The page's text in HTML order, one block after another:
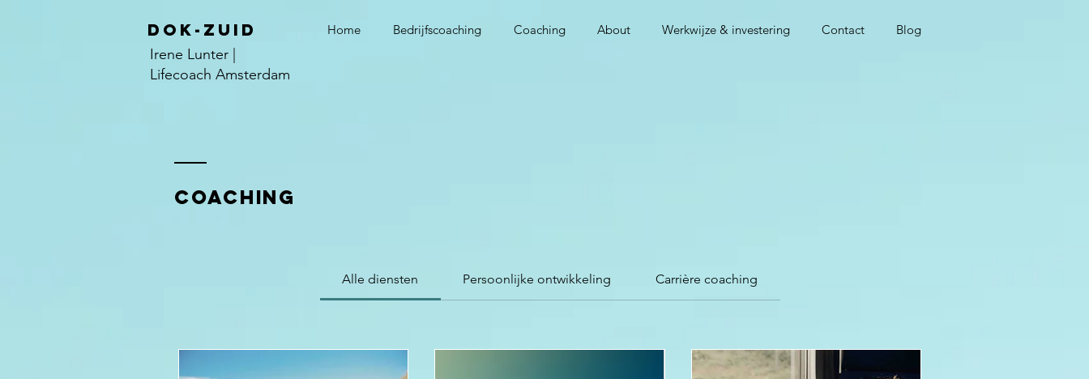
DOK-ZUID Home Bedrijfscoaching Coaching About Werkwijze & investering Contact Blog
Irene Lunter |
Lifecoach Amsterdam
Coaching
Alle diensten Persoonlijke ontwikkeling Carrière coaching